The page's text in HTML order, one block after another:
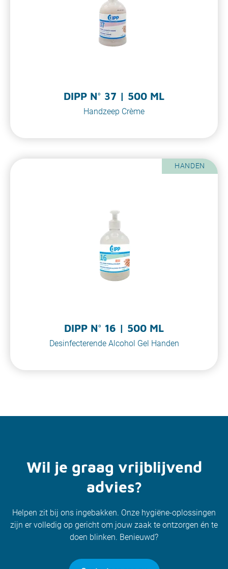
DIPP N° 37 | 500 ML
Handzeep Crème
HANDEN
DIPP N° 16 | 500 ML
Desinfecterende Alcohol Gel Handen
Wil je graag vrijblijvend
advies?
Helpen zit bij ons ingebakken. Onze hygiëne-oplossingen
zijn er volledig op gericht om jouw zaak te ontzorgen én te
doen blinken. Benieuwd?